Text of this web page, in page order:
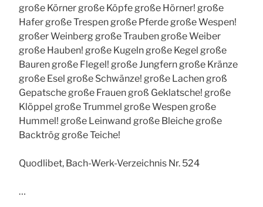
große Körner große Köpfe große Hörner! große
Hafer große Trespen große Pferde große Wespen!
großer Weinberg große Trauben große Weiber
große Hauben! große Kugeln große Kegel große
Bauren große Flegel! große Jungfern große Kränze
große Esel große Schwänze! große Lachen groß
Gepatsche große Frauen groß Geklatsche! große
Klöppel große Trummel große Wespen große
Hummel! große Leinwand große Bleiche große
Backtrög große Teiche!
Quodlibet, Bach-Werk-Verzeichnis Nr. 524
…